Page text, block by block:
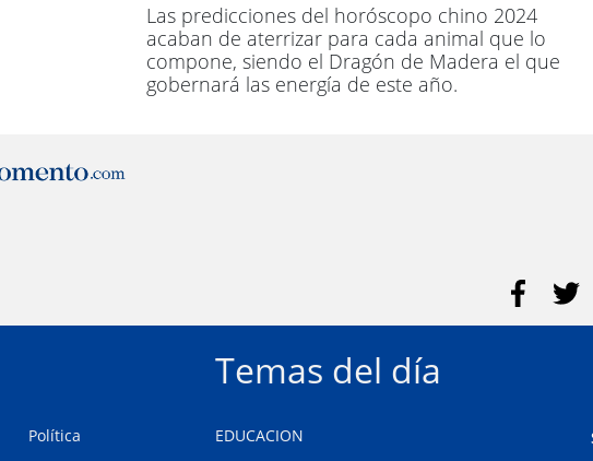
Las predicciones del horóscopo chino 2024
acaban de aterrizar para cada animal que lo
compone, siendo el Dragón de Madera el que
gobernará las energía de este año.
Política
Temas del día
EDUCACION